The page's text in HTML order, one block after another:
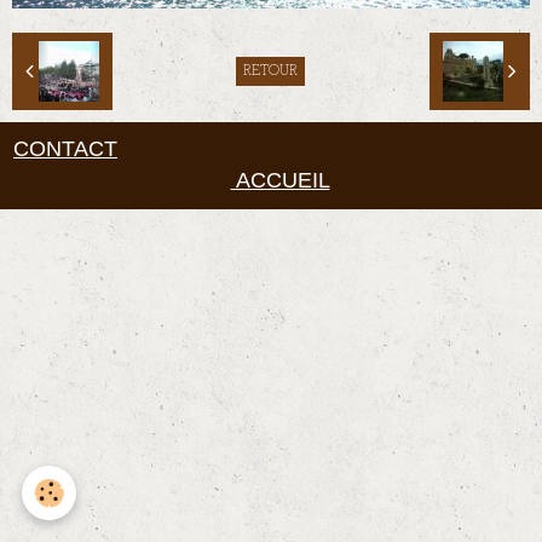
RETOUR
CONTACT
ACCUEIL